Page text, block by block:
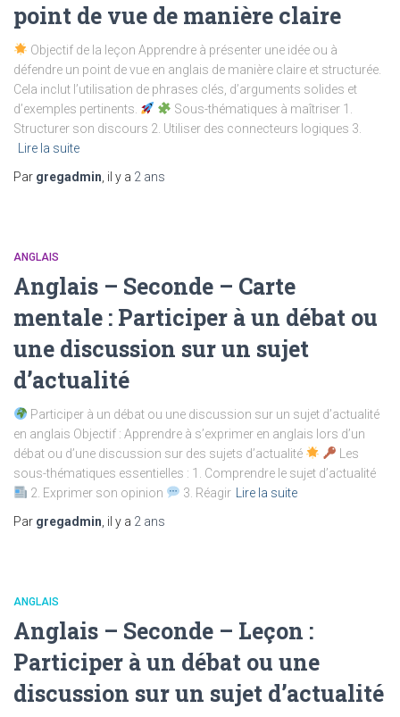
point de vue de manière claire
Objectif de la leçon Apprendre à présenter une idée ou à
défendre un point de vue en anglais de manière claire et structurée.
Cela inclut l’utilisation de phrases clés, d’arguments solides et
d’exemples pertinents.
Sous-thématiques à maîtriser 1.
Structurer son discours 2. Utiliser des connecteurs logiques 3.
Lire la suite
Par gregadmin , il y a 2 ans
ANGLAIS
Anglais – Seconde – Carte
mentale : Participer à un débat ou
une discussion sur un sujet
d’actualité
Participer à un débat ou une discussion sur un sujet d’actualité
en anglais Objectif : Apprendre à s’exprimer en anglais lors d’un
débat ou d’une discussion sur des sujets d’actualité
Les
sous-thématiques essentielles : 1. Comprendre le sujet d’actualité
2. Exprimer son opinion
3. Réagir
Lire la suite
Par gregadmin , il y a 2 ans
ANGLAIS
Anglais – Seconde – Leçon :
Participer à un débat ou une
discussion sur un sujet d’actualité